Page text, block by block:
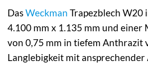
DasWeckman Trapezblech W20
4.100 mm x 1.135 mm und einer
von 0,75 mm in tiefem Anthrazit
Langlebigkeit mit ansprechender